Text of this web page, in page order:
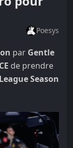
Poesys
par Gentle
de prendre
Season